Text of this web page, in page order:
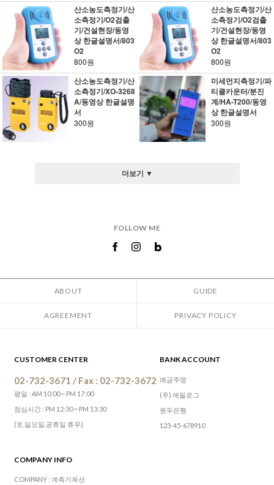
산소농도측정기/산
소측정기/O2검출
기/건설현장/동영
상 한글설명서/803
O2
800원
산소농도측정기/산
소측정기/O2검출
기/건설현장/동영
상 한글설명서/803
O2
800원
산소농도측정기/산
소측정기/XO-326II
A/동영상 한글설명
서
300원
미세먼지측정기/파
티클카운터/분진
계/HA-T200/동영
상 한글설명서
300원
더보기 ▼
FOLLOW ME
ABOUT GUIDE
AGREEMENT PRIVACY POLICY
CUSTOMER CENTER
02-732-3671 / Fax : 02-732-3672
평일 : AM 10:00 ~ PM 17:00
점심시간 : PM 12:30 ~ PM 13:30
(토,일요일,공휴일 휴무)
BANK ACCOUNT
예금주명
(주) 에필로그
원두은행
123-45-678910
COMPANY INFO
COMPANY : 계측기옥션